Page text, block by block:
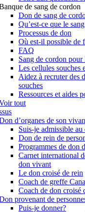
de sang de cordon
Don de sang de
Qu’est-ce que le
Processus de don
Où est-il possible de
FAQ
Sang de cordon pour
Les cellules souches
Aidez à recruter des
souches
Ressources et aides
tout
d’organes de son
Suis-je admissible
Don de rein de
Programmes de don
Carnet international
don vivant
Le don croisé de rein
Coach de greffe
Coach de don croisé
provenant de
Puis-je donner?